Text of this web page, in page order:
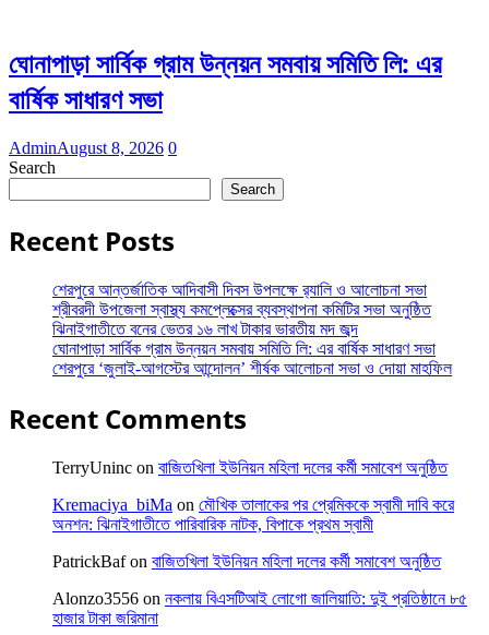
ঘোনাপাড়া সার্বিক গ্রাম উন্নয়ন সমবায় সমিতি লি: এর
বার্ষিক সাধারণ সভা
AdminAugust 8, 2026 0
Search
Search
Recent Posts
শেরপুরে আন্তর্জাতিক আদিবাসী দিবস উপলক্ষে র‌্যালি ও আলোচনা সভা
শ্রীবরদী উপজেলা স্বাস্থ্য কমপ্লেক্সের ব্যবস্থাপনা কমিটির সভা অনুষ্ঠিত
ঝিনাইগাতীতে বনের ভেতর ১৬ লাখ টাকার ভারতীয় মদ জব্দ
ঘোনাপাড়া সার্বিক গ্রাম উন্নয়ন সমবায় সমিতি লি: এর বার্ষিক সাধারণ সভা
শেরপুরে ‘জুলাই-আগস্টের আন্দোলন’ শীর্ষক আলোচনা সভা ও দোয়া মাহফিল
Recent Comments
TerryUninc on বাজিতখিলা ইউনিয়ন মহিলা দলের কর্মী সমাবেশ অনুষ্ঠিত
Kremaciya_biMa on মৌখিক তালাকের পর প্রেমিককে স্বামী দাবি করে
অনশন: ঝিনাইগাতীতে পারিবারিক নাটক, বিপাকে প্রথম স্বামী
PatrickBafon বাজিতখিলা ইউনিয়ন মহিলা দলের কর্মী সমাবেশ অনুষ্ঠিত
Alonzo3556 on নকলায় বিএসটিআই লোগো জালিয়াতি: দুই প্রতিষ্ঠানে ৮৫
হাজার টাকা জরিমানা